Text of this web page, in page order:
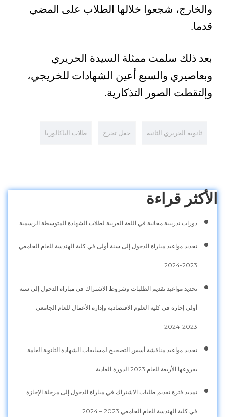
والخارج، شجعوا خلالها الطلاب على المضي
قدما.
بعد ذلك سلمت ممثلة السيدة الحريري
وبعاصيري والسبع أعين الشهادات للخريجي،
وإلتقطت الصور التذكارية.
ثانوية الحريري الثانية حفل تخرج طلاب الباكالوريا
الأكثر قراءة
دورات تدريبية مجانية في اللغة العربية لطلاب الشهادة المتوسطة الرسمية
تحديد مواعيد مباراة الدخول إلى سنة أولى في كلية الهندسة للعام الجامعي
2023-2024
تحديد مواعيد تقديم الطلبات وشروط الاشتراك في مباراة الدخول إلى سنة
أولى إجازة في كلية العلوم الاقتصادية وإدارة الأعمال للعام الجامعي
2023-2024
تحديد مواعيد مناقشة أسس التصحيح لمسابقات الشهادة الثانوية العامة
بفروعها الأربعة للعام 2023 الدورة العادية
تمديد فترة تقديم طلبات الاشتراك في مباراة الدخول إلى مرحلة الإجازة
في كلية الهندسة للعام الجامعي 2023 – 2024